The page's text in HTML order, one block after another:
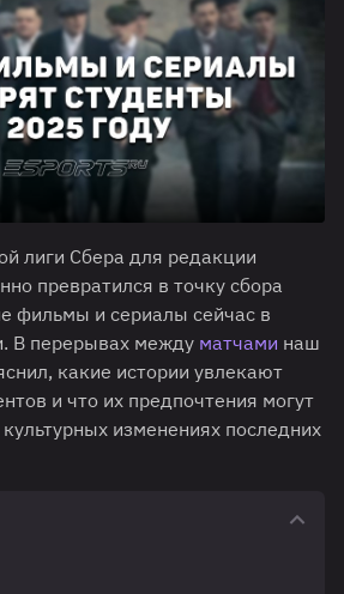
лиги Сбера для редакции
превратился в точку сбора
фильмы и сериалы сейчас в
В перерывах между матчами наш
какие истории увлекают
и что их предпочтения могут
изменениях последних